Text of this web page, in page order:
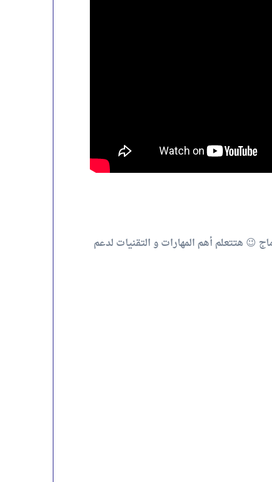
😉 هتتعلم أهم المهارات و التقنيات لدعم